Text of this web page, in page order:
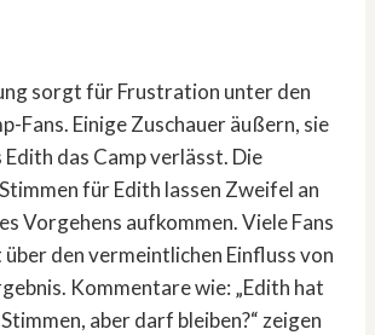
sorgt für Frustration unter den
Fans. Einige Zuschauer äußern, sie
Edith das Camp verlässt. Die
für Edith lassen Zweifel an
Vorgehens aufkommen. Viele Fans
den vermeintlichen Einfluss von
Kommentare wie: „Edith hat
aber darf bleiben?“ zeigen